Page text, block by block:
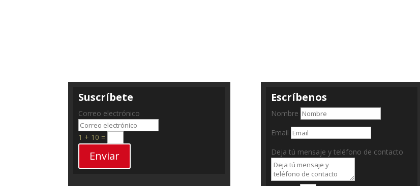
Suscríbete
Correo electrónico
1 + 10 =
Enviar
Escríbenos
Nombre
Email
Deja tú mensaje y teléfono de contacto